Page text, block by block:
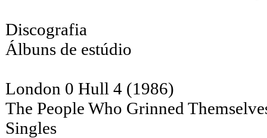
Discografia
Álbuns de estúdio
London 0 Hull 4 (1986)
The People Who Grinned
Singles